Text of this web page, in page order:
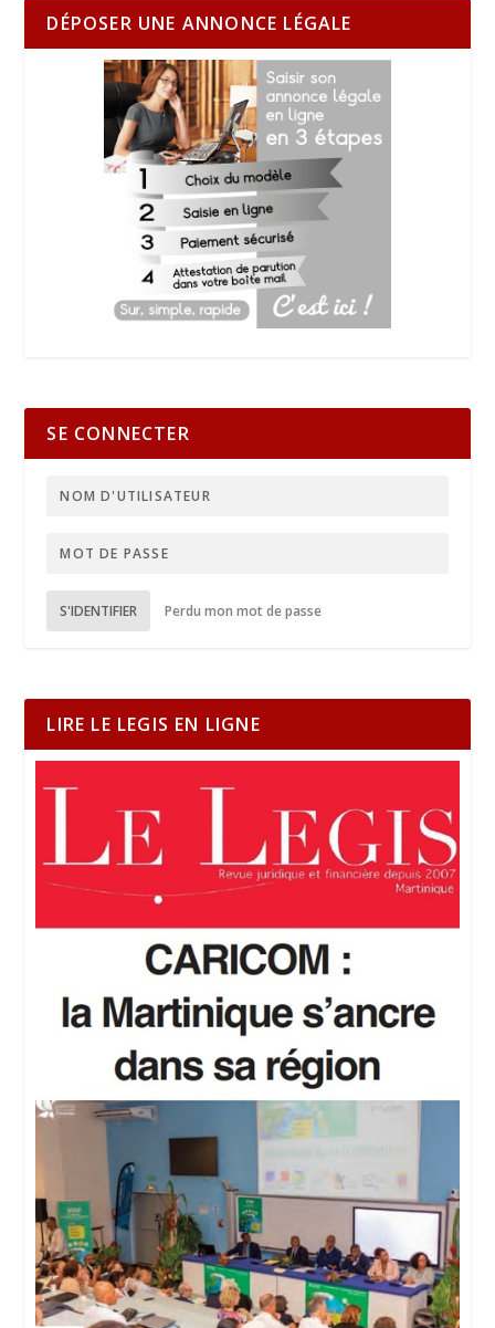
DÉPOSER UNE ANNONCE LÉGALE
SE CONNECTER
S'IDENTIFIER Perdu mon mot de passe
LIRE LE LEGIS EN LIGNE